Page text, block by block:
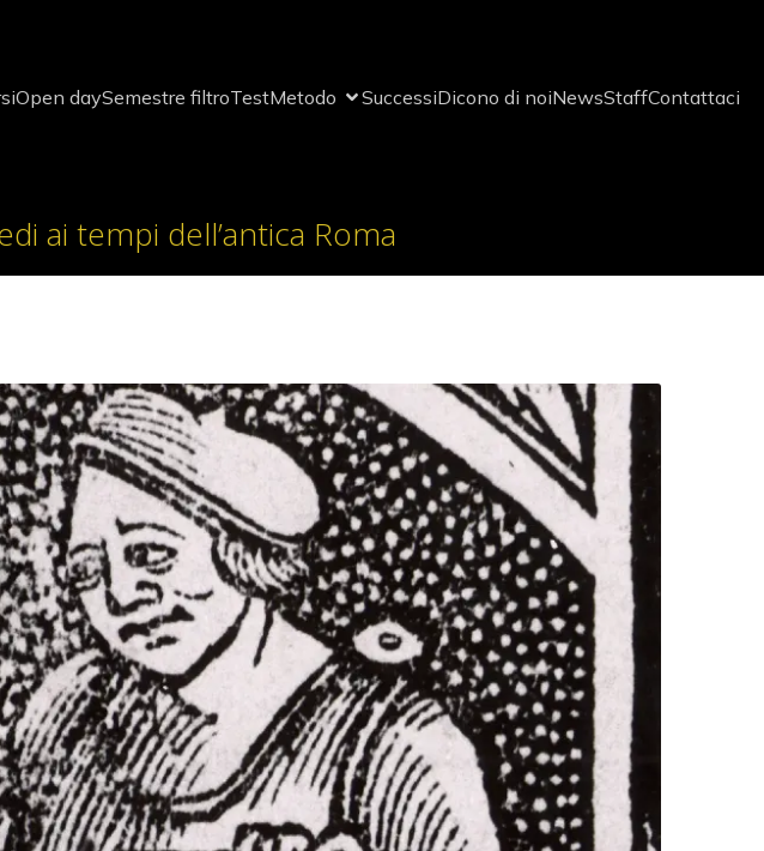
Open daySemestre filtroTestMetodo SuccessiDicono di noiNewsStaffContattaci
ai tempi dell’antica Roma